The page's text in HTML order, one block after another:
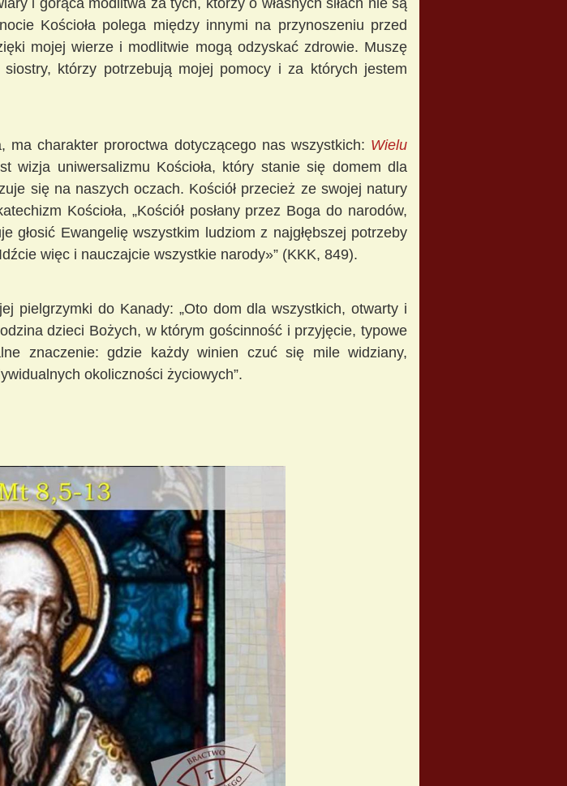
i gorąca modlitwa za tych, którzy o własnych siłach nie są
Kościoła polega między innymi na przynoszeniu przed
mojej wierze i modlitwie mogą odzyskać zdrowie. Muszę
którzy potrzebują mojej pomocy i za których jestem
charakter proroctwa dotyczącego nas wszystkich: Wielu
wizja uniwersalizmu Kościoła, który stanie się domem dla
się na naszych oczach. Kościół przecież ze swojej natury
Kościoła, „Kościół posłany przez Boga do narodów,
głosić Ewangelię wszystkim ludziom z najgłębszej potrzeby
więc i nauczajcie wszystkie narody»” (KKK, 849).
pielgrzymki do Kanady: „Oto dom dla wszystkich, otwarty i
dzieci Bożych, w którym gościnność i przyjęcie, typowe
znaczenie: gdzie każdy winien czuć się mile widziany,
okoliczności życiowych”.